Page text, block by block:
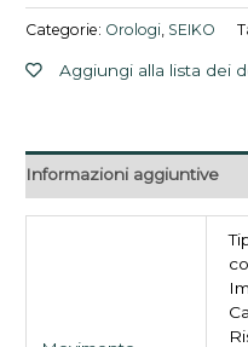
Categorie: Orologi SEIKO
Aggiungi alla lista dei
Informazioni aggiuntive